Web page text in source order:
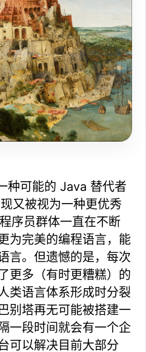
种可能的 Java 替代者
又被视为一种更优秀
序员群体一直在不断
为完美的编程语言，能
言。但遗憾的是，每次
更多（有时更糟糕）的
类语言体系形成时分裂
别塔再无可能被搭建一
一段时间就会有一个企
可以解决目前大部分